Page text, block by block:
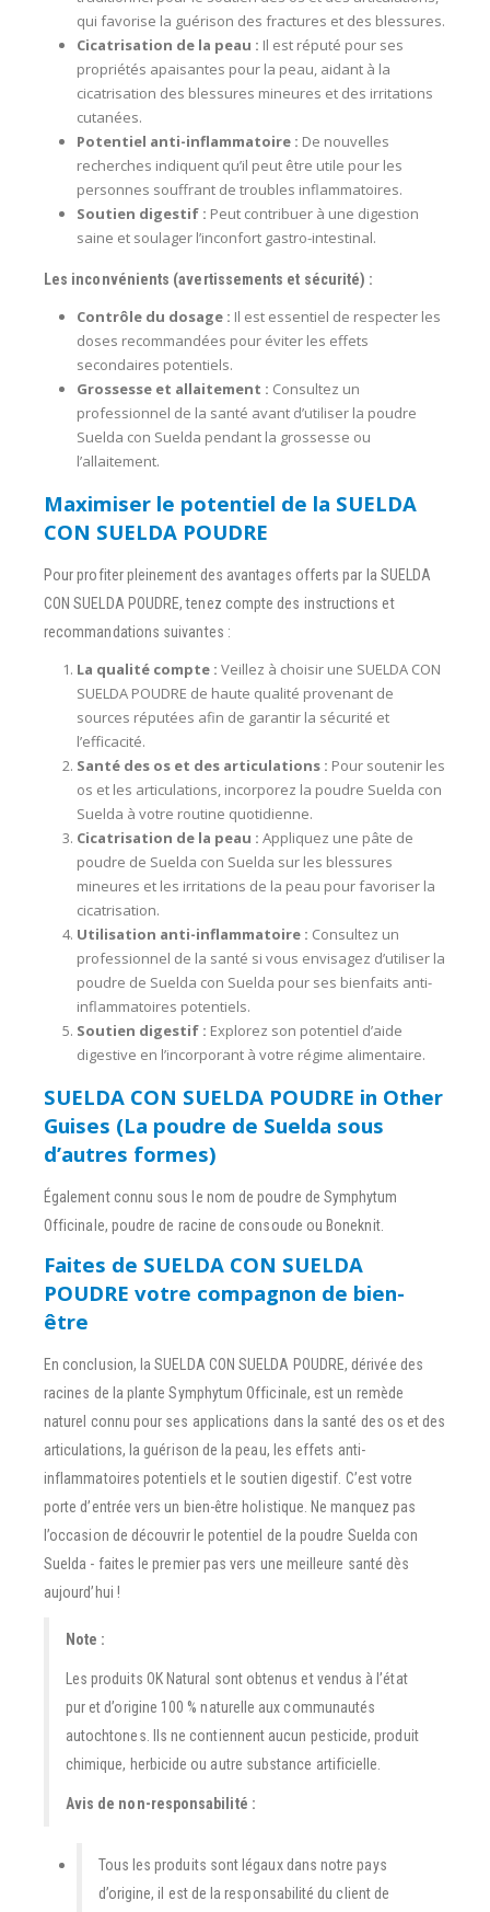
qui favorise la guérison des fractures et des blessures.
Cicatrisation de la peau : Il est réputé pour ses
propriétés apaisantes pour la peau, aidant à la
cicatrisation des blessures mineures et des irritations
cutanées.
Potentiel anti-inflammatoire : De nouvelles
recherches indiquent qu’il peut être utile pour les
personnes souffrant de troubles inflammatoires.
Soutien digestif : Peut contribuer à une digestion
saine et soulager l’inconfort gastro-intestinal.
Les inconvénients (avertissements et sécurité) :
Contrôle du dosage : Il est essentiel de respecter les
doses recommandées pour éviter les effets
secondaires potentiels.
Grossesse et allaitement : Consultez un
professionnel de la santé avant d’utiliser la poudre
Suelda con Suelda pendant la grossesse ou
l’allaitement.
Maximiser le potentiel de la SUELDA
CON SUELDA POUDRE
Pour profiter pleinement des avantages offerts par la SUELDA
CON SUELDA POUDRE, tenez compte des instructions et
recommandations suivantes :
La qualité compte : Veillez à choisir une SUELDA CON
SUELDA POUDRE de haute qualité provenant de
sources réputées afin de garantir la sécurité et
l’efficacité.
Santé des os et des articulations : Pour soutenir les
os et les articulations, incorporez la poudre Suelda con
Suelda à votre routine quotidienne.
Cicatrisation de la peau : Appliquez une pâte de
poudre de Suelda con Suelda sur les blessures
mineures et les irritations de la peau pour favoriser la
cicatrisation.
Utilisation anti-inflammatoire : Consultez un
professionnel de la santé si vous envisagez d’utiliser la
poudre de Suelda con Suelda pour ses bienfaits anti-
inflammatoires potentiels.
Soutien digestif : Explorez son potentiel d’aide
digestive en l’incorporant à votre régime alimentaire.
SUELDA CON SUELDA POUDRE in Other
Guises (La poudre de Suelda sous
d’autres formes)
Également connu sous le nom de poudre de Symphytum
Officinale, poudre de racine de consoude ou Boneknit.
Faites de SUELDA CON SUELDA
POUDRE votre compagnon de bien-
être
En conclusion, la SUELDA CON SUELDA POUDRE, dérivée des
racines de la plante Symphytum Officinale, est un remède
naturel connu pour ses applications dans la santé des os et des
articulations, la guérison de la peau, les effets anti-
inflammatoires potentiels et le soutien digestif. C’est votre
porte d’entrée vers un bien-être holistique. Ne manquez pas
l’occasion de découvrir le potentiel de la poudre Suelda con
Suelda - faites le premier pas vers une meilleure santé dès
aujourd’hui !
Note :
Les produits OK Natural sont obtenus et vendus à l’état
pur et d’origine 100 % naturelle aux communautés
autochtones. Ils ne contiennent aucun pesticide, produit
chimique, herbicide ou autre substance artificielle.
Avis de non-responsabilité :
Tous les produits sont légaux dans notre pays
d’origine, il est de la responsabilité du client de